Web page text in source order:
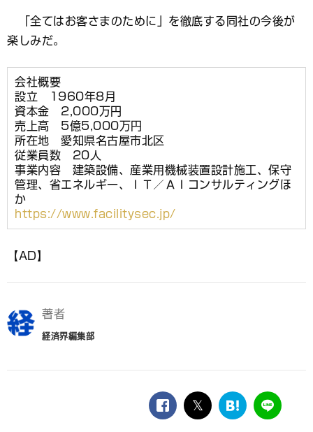
「全てはお客さまのために」を徹底する同社の今後が
楽しみだ。
会社概要
設立 1960年8月
資本金 2,000万円
売上高 5億5,000万円
所在地 愛知県名古屋市北区
従業員数 20人
事業内容 建築設備、産業用機械装置設計施工、保守
管理、省エネルギー、ＩＴ／ＡＩコンサルティングほ
か
https://www.facilitysec.jp/
【AD】
著者
経済界編集部
facebook
twitter
は
LINE